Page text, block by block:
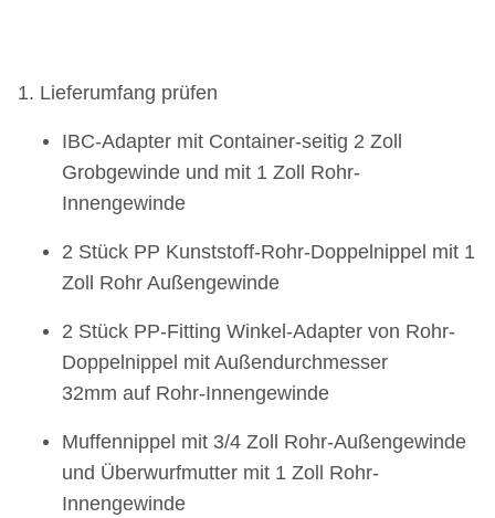
1. Lieferumfang prüfen
IBC-Adapter mit Container-seitig 2 Zoll
Grobgewinde und mit 1 Zoll Rohr-
Innengewinde
2 Stück PP Kunststoff-Rohr-Doppelnippel mit 1
Zoll Rohr Außengewinde
2 Stück PP-Fitting Winkel-Adapter von Rohr-
Doppelnippel mit Außendurchmesser
32mm auf Rohr-Innengewinde
Muffennippel mit 3/4 Zoll Rohr-Außengewinde
und Überwurfmutter mit 1 Zoll Rohr-
Innengewinde